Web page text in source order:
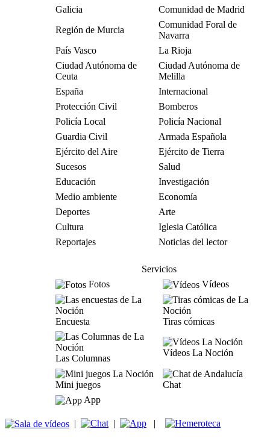
Galicia
Comunidad de Madrid
Región de Murcia
Comunidad Foral de
Navarra
País Vasco
La Rioja
Ciudad Autónoma de
Ceuta
Ciudad Autónoma de
Melilla
España
Internacional
Protección Civil
Bomberos
Policía Local
Policía Nacional
Guardia Civil
Armada Española
Ejército del Aire
Ejército de Tierra
Sucesos
Salud
Educación
Investigación
Medio ambiente
Economía
Deportes
Arte
Cultura
Iglesia Católica
Reportajes
Noticias del lector
Servicios
Fotos
Vídeos
Encuesta Tiras cómicas
Las Columnas
Vídeos La Noción
Mini juegos
Chat
App
| | |